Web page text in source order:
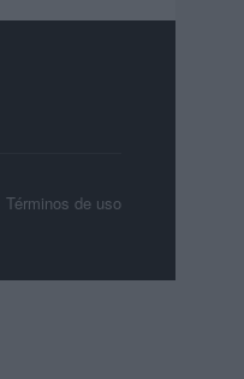
Términos de uso